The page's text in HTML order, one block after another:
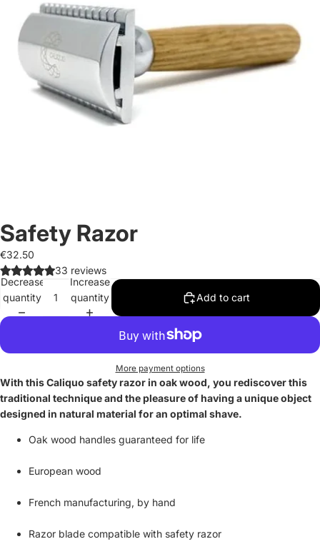
Safety Razor
€32.50
33 reviews
Decrease
quantity
Increase
quantity
Add to cart
More payment options
With this Caliquo safety razor in oak wood, you rediscover this
traditional technique and the pleasure of having a unique object
designed in natural material for an optimal shave.
Oak wood handles guaranteed for life
European wood
French manufacturing, by hand
Razor blade compatible with safety razor